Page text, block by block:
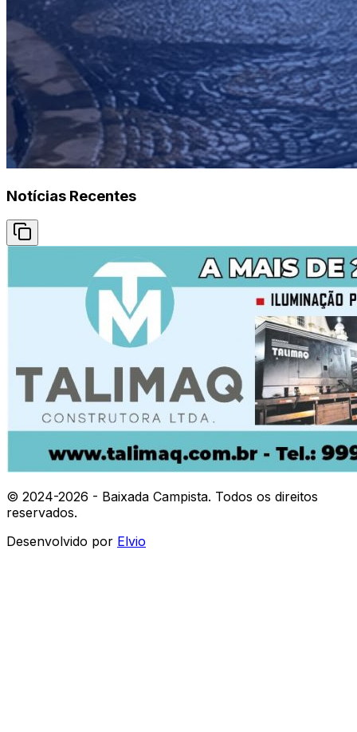
Notícias Recentes
© 2024-2026 - Baixada Campista. Todos os direitos
reservados.
Desenvolvido por Elvio